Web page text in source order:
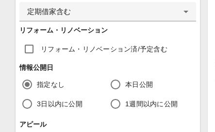
定期借家含む
リフォーム・リノベーション
リフォーム・リノベーション済/予定含む
情報公開日
指定なし 本日公開
3日以内に公開 1週間以内に公開
アピール